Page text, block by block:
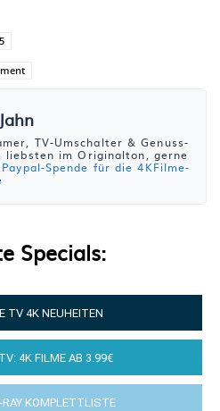
TV-Umschalter & Genuss-
liebsten im Originalton, gerne
Paypal-Spende für die 4KFilme-
Specials:
TV 4K NEUHEITEN
4K FILME AB 3.99€
RAY KOMPLETTLISTE